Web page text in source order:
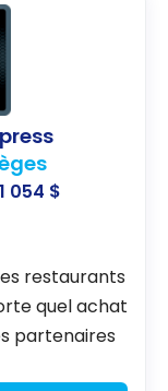
1 054 $
restaurants
quel achat
partenaires